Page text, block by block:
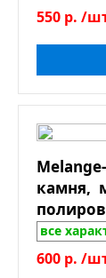
550 р. /
камня,
лист
все
600 р. /